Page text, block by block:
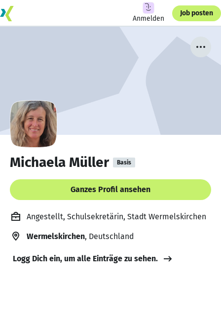
Anmelden
Job posten
Michaela Müller Basis
Ganzes Profil ansehen
Angestellt, Schulsekretärin, Stadt Wermelskirchen
Wermelskirchen, Deutschland
Logg Dich ein, um alle Einträge zu sehen.